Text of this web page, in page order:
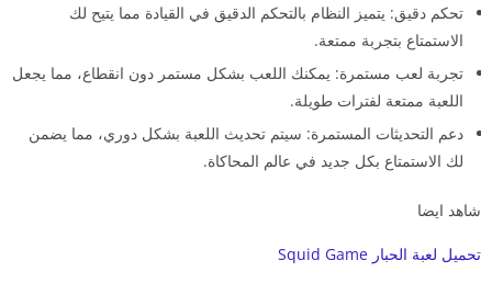
تحكم دقيق: يتميز النظام بالتحكم الدقيق في القيادة مما يتيح لك
الاستمتاع بتجربة ممتعة.
تجربة لعب مستمرة: يمكنك اللعب بشكل مستمر دون انقطاع، مما يجعل
اللعبة ممتعة لفترات طويلة.
دعم التحديثات المستمرة: سيتم تحديث اللعبة بشكل دوري، مما يضمن
لك الاستمتاع بكل جديد في عالم المحاكاة.
شاهد ايضا
تحميل لعبة الحبار Squid Game